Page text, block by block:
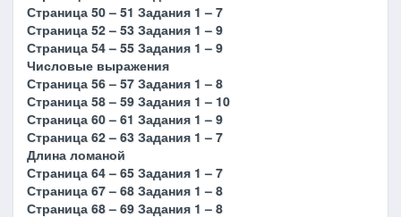
Страница 50 – 51 Задания 1 – 7
Страница 52 – 53 Задания 1 – 9
Страница 54 – 55 Задания 1 – 9
Числовые выражения
Страница 56 – 57 Задания 1 – 8
Страница 58 – 59 Задания 1 – 10
Страница 60 – 61 Задания 1 – 9
Страница 62 – 63 Задания 1 – 7
Длина ломаной
Страница 64 – 65 Задания 1 – 7
Страница 67 – 68 Задания 1 – 8
Страница 68 – 69 Задания 1 – 8